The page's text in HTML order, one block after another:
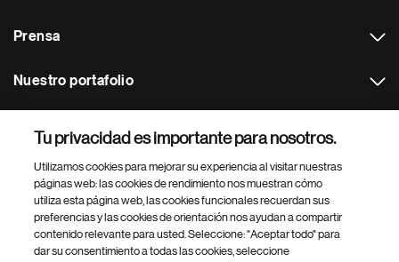
Prensa
Nuestro portafolio
Footer Site Search
Tu privacidad es importante para nosotros.
Utilizamos cookies para mejorar su experiencia al visitar nuestras
páginas web: las cookies de rendimiento nos muestran cómo
utiliza esta página web, las cookies funcionales recuerdan sus
preferencias y las cookies de orientación nos ayudan a compartir
contenido relevante para usted. Seleccione: "Aceptar todo" para
dar su consentimiento a todas las cookies, seleccione